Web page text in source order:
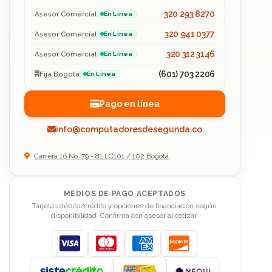
Asesor Comercial En Línea 320 293 8270
Asesor Comercial En Línea 320 941 0377
Asesor Comercial En Línea 320 312 3146
Fija Bogotá En Línea (601) 703 2206
Pago en línea
info@computadoresdesegunda.co
Carrera 16 No. 79 - 81 LC101 / 102 Bogotá
MEDIOS DE PAGO ACEPTADOS
Tarjetas débito/crédito y opciones de financiación según
disponibilidad. Confirma con asesor al cotizar.
Visa MastercardAmerican Express
Discover